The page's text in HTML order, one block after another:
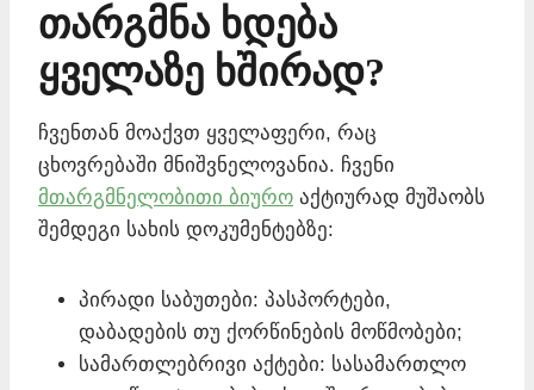
თარგმნა ხდება
ყველაზე ხშირად?
ჩვენთან მოაქვთ ყველაფერი, რაც
ცხოვრებაში მნიშვნელოვანია. ჩვენი
მთარგმნელობითი ბიურო აქტიურად მუშაობს
შემდეგი სახის დოკუმენტებზე:
პირადი საბუთები: პასპორტები,
დაბადების თუ ქორწინების მოწმობები;
სამართლებრივი აქტები: სასამართლო